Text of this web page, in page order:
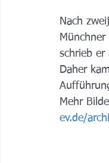
Nach
schrieb er
Daher
Mehr
ev.de/